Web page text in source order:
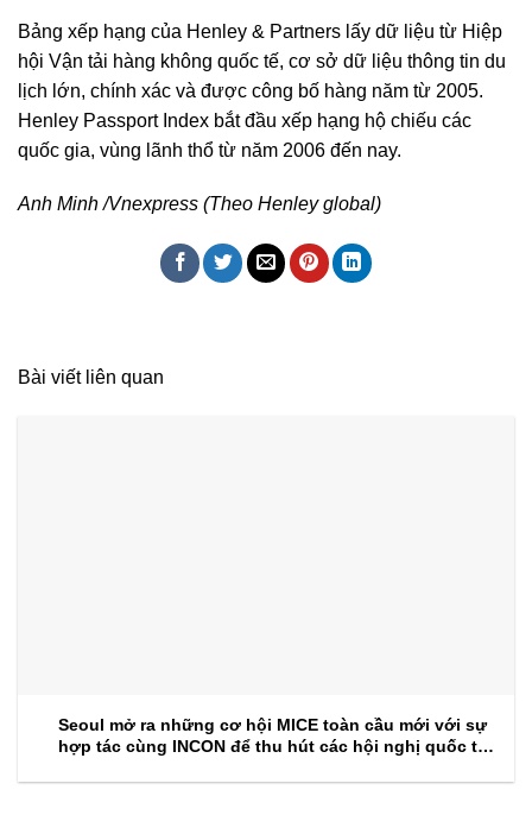
Bảng xếp hạng của Henley & Partners lấy dữ liệu từ Hiệp
hội Vận tải hàng không quốc tế, cơ sở dữ liệu thông tin du
lịch lớn, chính xác và được công bố hàng năm từ 2005.
Henley Passport Index bắt đầu xếp hạng hộ chiếu các
quốc gia, vùng lãnh thổ từ năm 2006 đến nay.
Anh Minh /Vnexpress (Theo Henley global)
Bài viết liên quan
Seoul mở ra những cơ hội MICE toàn cầu mới với sự
hợp tác cùng INCON để thu hút các hội nghị quốc tế